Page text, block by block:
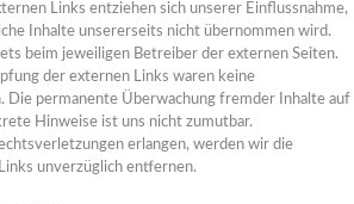
Links entziehen sich unserer Einflussnahme,
Inhalte unsererseits nicht übernommen wird.
beim jeweiligen Betreiber der externen Seiten.
der externen Links waren keine
Die permanente Überwachung fremder Inhalte auf
Hinweise ist uns nicht zumutbar.
erlangen, werden wir die
unverzüglich entfernen.